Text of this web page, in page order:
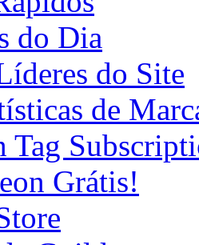
do Dia
do Site
de
Tag
Grátis!